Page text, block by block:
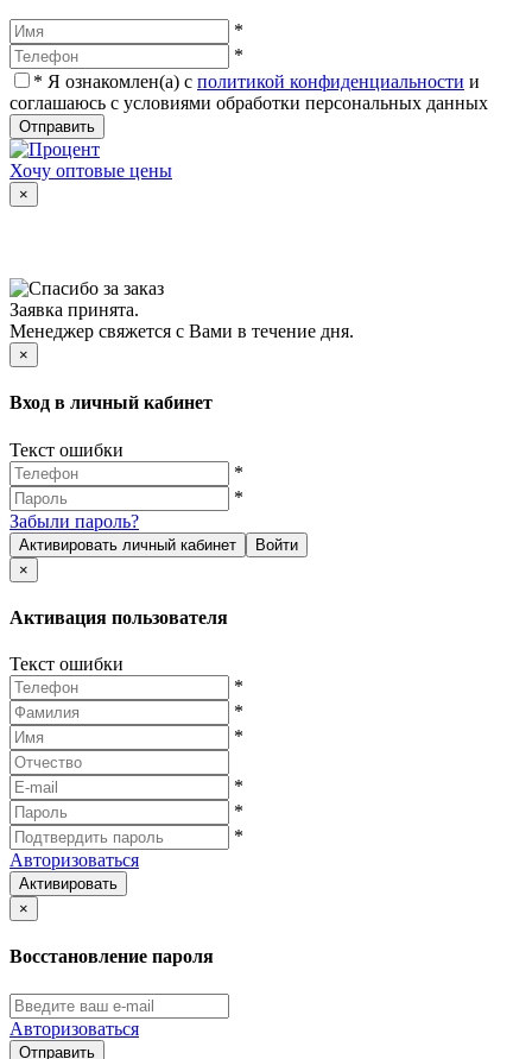
*
*
* Я ознакомлен(а) с политикой конфиденциальности и
соглашаюсь с условиями обработки персональных данных
Отправить
Хочу оптовые цены
×
Заявка принята.
Менеджер свяжется с Вами в течение дня.
×
Вход в личный кабинет
Текст ошибки
*
*
Забыли пароль?
Активировать личный кабинет
Войти
×
Активация пользователя
Текст ошибки
*
*
*
*
*
*
Авторизоваться
Активировать
×
Восстановление пароля
Авторизоваться
Отправить